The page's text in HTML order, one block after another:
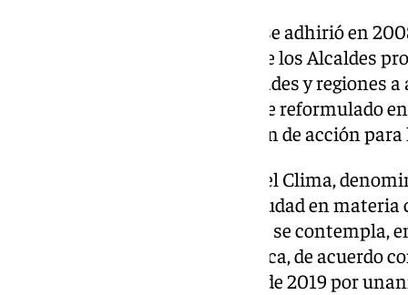
En este sentido, el Consistorio se adhirió en
Francisco de la Torre, al Pacto de los Alcaldes
Europea para ayudar a las ciudades y regiones
climáticos y energéticos, que fue reformulado
compromiso de redactar un plan de acción
En 2020 fue aprobado el Plan del Clima,
de actuación y estrategias de ciudad en
temporal de 2050, año en el que se contempla,
alcanzar la neutralidad carbónica, de acuerdo
climática aprobada en octubre de 2019 por